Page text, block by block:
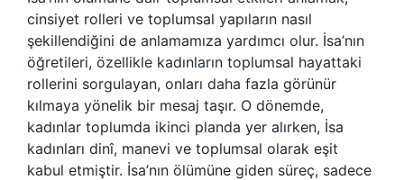
cinsiyet rolleri ve toplumsal yapıların nasıl
şekillendiğini de anlamamıza yardımcı olur. İsa’nın
öğretileri, özellikle kadınların toplumsal hayattaki
rollerini sorgulayan, onları daha fazla görünür
kılmaya yönelik bir mesaj taşır. O dönemde,
kadınlar toplumda ikinci planda yer alırken, İsa
kadınları dinî, manevi ve toplumsal olarak eşit
kabul etmiştir. İsa’nın ölümüne giden süreç, sadece